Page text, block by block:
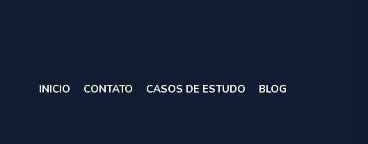
INICIO CONTATO CASOS DE ESTUDO BLOG